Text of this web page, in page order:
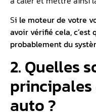
Si le moteur de votre
avoir vérifié cela,
probablement du
2. Quelles
principales
auto ?